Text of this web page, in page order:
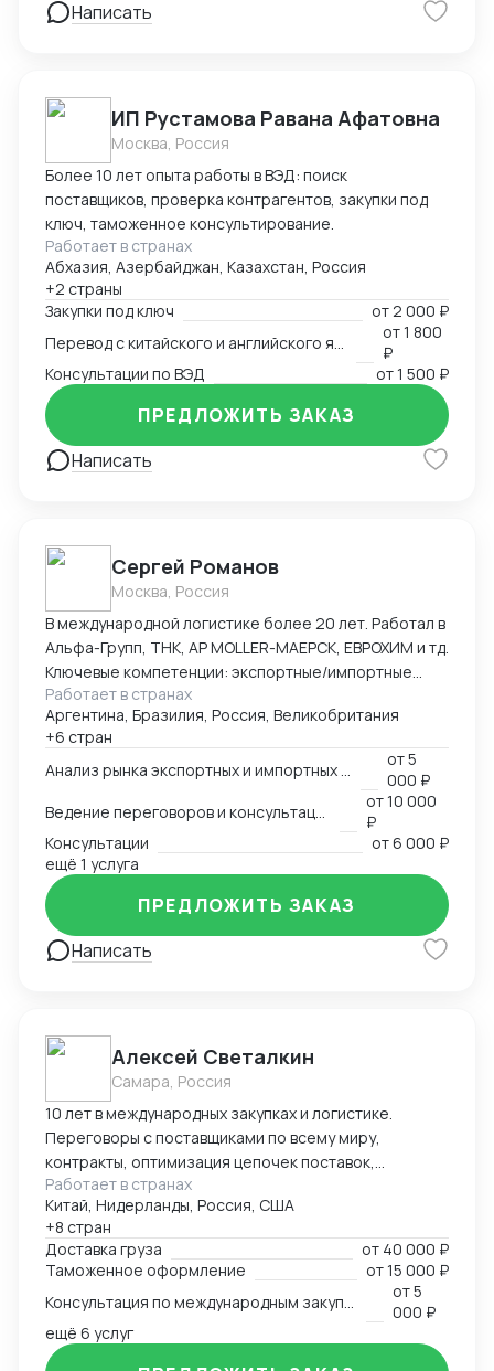
Написать
ИП Рустамова Равана Афатовна
Москва, Россия
Более 10 лет опыта работы в ВЭД: поиск
поставщиков, проверка контрагентов, закупки под
ключ, таможенное консультирование.
Работает в странах
Абхазия, Азербайджан, Казахстан, Россия
+2 страны
Закупки под ключ
от2 000 ₽
от1 800
₽
Консультации по ВЭД
от1 500 ₽
Написать
ПРЕДЛОЖИТЬ ЗАКАЗ
Сергей Романов
Москва, Россия
В международной логистике более 20 лет. Работал в
Альфа-Групп, ТНК, АР MOLLER-МАЕРСК, ЕВРОХИМ и тд.
Ключевые компетенции: экспортные/импортные
контейнерные перевозки, перевозки наливных и
сыпучих грузов (в т.ч. морские - судовыми партиями),
перевозки негабаритных и сверхгабаритных грузов,
рефрижераторных грузов
Работает в странах
Аргентина, Бразилия, Россия, Великобритания
+6 стран
от5
000 ₽
от10 000
₽
Консультации
от6 000 ₽
ещё 1 услуга
Написать
ПРЕДЛОЖИТЬ ЗАКАЗ
Алексей Светалкин
Самара, Россия
10 лет в международных закупках и логистике.
Переговоры с поставщиками по всему миру,
контракты, оптимизация цепочек поставок,
организация отгрузок, координация работы с
таможенными брокерами и контроль прохождения
всех этапов оформления. Расчёт и планирование
затрат на транспорт, налоги, сертификацию. Опыт
разработки товара с нуля в Китае — от идеи и
адаптации под рынок до запуска продаж. Знание
рынка, умение быстро находить надёжных партнёров
и выстраивать устойчивые схемы поставок для
Работает в странах
Китай, Нидерланды, Россия, США
+8 стран
Доставка груза
от 40 000 ₽
Таможенное оформление
от15 000 ₽
от5
000 ₽
ещё 6 услуг